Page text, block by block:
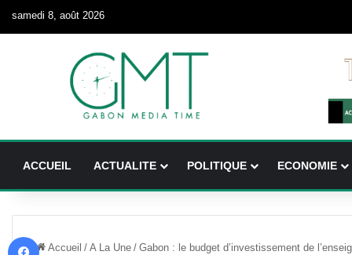
samedi 8, août 2026
ACCUEIL ACTUALITE POLITIQUE ECONOMIE
Accueil / A La Une / Gabon : le budget d’investissement de